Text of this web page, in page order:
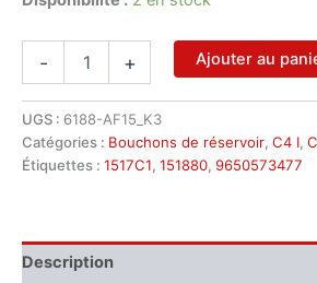
-
de
trappe
de
Citroën
C4
+ Ajouter au
UGS : 6188-AF15_K3
Catégories : Bouchons de réservoir, C4 I,
Étiquettes : 1517C1, 151880, 9650573477
Description